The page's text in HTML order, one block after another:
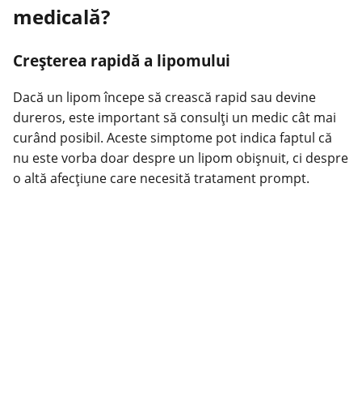
medicală?
Creșterea rapidă a lipomului
Dacă un lipom începe să crească rapid sau devine
dureros, este important să consulți un medic cât mai
curând posibil. Aceste simptome pot indica faptul că
nu este vorba doar despre un lipom obișnuit, ci despre
o altă afecțiune care necesită tratament prompt.